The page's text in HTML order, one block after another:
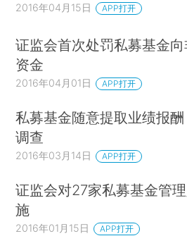
2016年04月15日 APP打开
证监会首次处罚私募基金
资金
2016年04月01日 APP打开
私募基金随意提取业绩报
调查
2016年03月14日 APP打开
证监会对27家私募基金管
施
2016年01月15日 APP打开